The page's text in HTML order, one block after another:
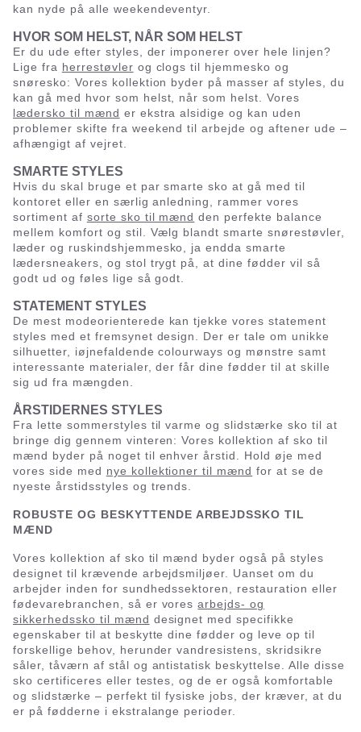
kan nyde på alle weekendeventyr.
HVOR SOM HELST, NÅR SOM HELST
Er du ude efter styles, der imponerer over hele linjen?
Lige fra herrestøvler og clogs til hjemmesko og
snøresko: Vores kollektion byder på masser af styles, du
kan gå med hvor som helst, når som helst. Vores
lædersko til mænd er ekstra alsidige og kan uden
problemer skifte fra weekend til arbejde og aftener ude –
afhængigt af vejret.
SMARTE STYLES
Hvis du skal bruge et par smarte sko at gå med til
kontoret eller en særlig anledning, rammer vores
sortiment af sorte sko til mænd den perfekte balance
mellem komfort og stil. Vælg blandt smarte snørestøvler,
læder og ruskindshjemmesko, ja endda smarte
lædersneakers, og stol trygt på, at dine fødder vil så
godt ud og føles lige så godt.
STATEMENT STYLES
De mest modeorienterede kan tjekke vores statement
styles med et fremsynet design. Der er tale om unikke
silhuetter, iøjnefaldende colourways og mønstre samt
interessante materialer, der får dine fødder til at skille
sig ud fra mængden.
ÅRSTIDERNES STYLES
Fra lette sommerstyles til varme og slidstærke sko til at
bringe dig gennem vinteren: Vores kollektion af sko til
mænd byder på noget til enhver årstid. Hold øje med
vores side med nye kollektioner til mænd for at se de
nyeste årstidsstyles og trends.
ROBUSTE OG BESKYTTENDE ARBEJDSSKO TIL
MÆND
Vores kollektion af sko til mænd byder også på styles
designet til krævende arbejdsmiljøer. Uanset om du
arbejder inden for sundhedssektoren, restauration eller
fødevarebranchen, så er voresarbejds- og
sikkerhedssko til mænd designet med specifikke
egenskaber til at beskytte dine fødder og leve op til
forskellige behov, herunder vandresistens, skridsikre
såler, tåværn af stål og antistatisk beskyttelse. Alle disse
sko certificeres eller testes, og de er også komfortable
og slidstærke – perfekt til fysiske jobs, der kræver, at du
er på fødderne i ekstralange perioder.